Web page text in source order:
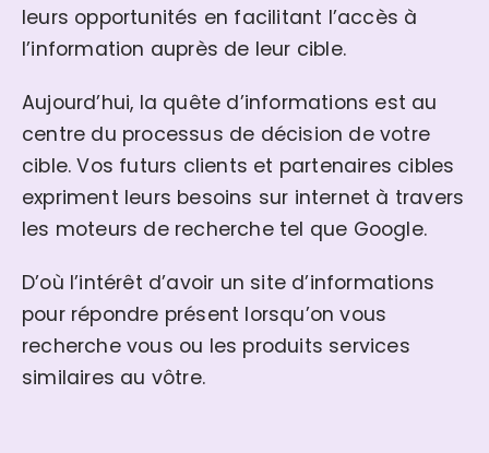
leurs opportunités en facilitant l’accès à
l’information auprès de leur cible.
Aujourd’hui, la quête d’informations est au
centre du processus de décision de votre
cible. Vos futurs clients et partenaires cibles
expriment leurs besoins sur internet à travers
les moteurs de recherche tel que Google.
D’où l’intérêt d’avoir un site d’informations
pour répondre présent lorsqu’on vous
recherche vous ou les produits services
similaires au vôtre.